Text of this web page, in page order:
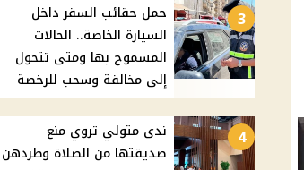
3
حمل حقائب السفر داخل
السيارة الخاصة.. الحالات
المسموح بها ومتى تتحول
إلى مخالفة وسحب للرخصة
4
ندى متولي تروي منع
صديقتها من الصلاة وطردهن